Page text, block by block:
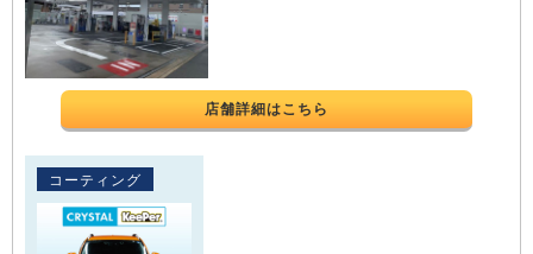
店舗詳細はこちら
コーティング